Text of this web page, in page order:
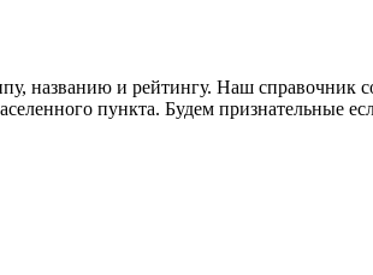
названию и рейтингу. Наш
пункта. Будем признательные